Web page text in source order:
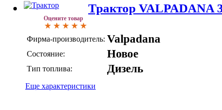
Оцените товар
Трактор VALPADANA
Фирма-производитель: Valpadana
Состояние: Новое
Тип топлива: Дизель
Еще характеристики